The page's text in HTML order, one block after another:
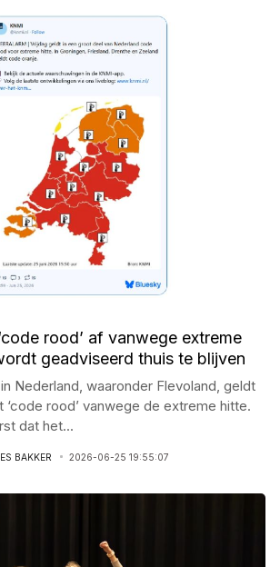
rood’ af vanwege extreme
geadviseerd thuis te blijven
Nederland, waaronder Flevoland, geldt
‘code rood’ vanwege de extreme hitte.
dat het...
BAKKER 2026-06-25 19:55:07